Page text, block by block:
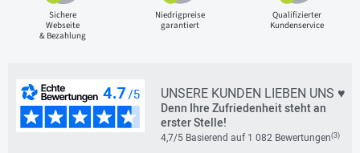
Sichere
Webseite
& Bezahlung
Niedrigpreise
garantiert
Qualifizierter
Kundenservice
UNSERE KUNDEN LIEBEN UNS ♥
Denn Ihre Zufriedenheit steht an
erster Stelle!
4,7/5 Basierend auf 1 082 Bewertungen(3)